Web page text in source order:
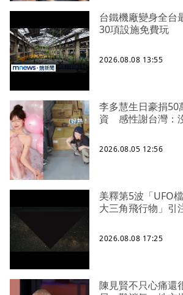
台鐵機廠變身全
30項設施免費玩
2026.08.08 13:55
李多慧生日豪捐50
資 感性謝台灣：
2026.08.05 12:56
美釋第5波「UFO
大三角飛行物」引
2026.08.08 17:25
陳見賢不只心痛還